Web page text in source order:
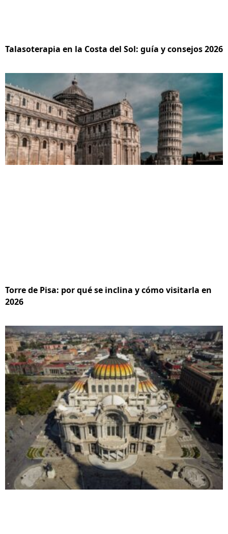
Talasoterapia en la Costa del Sol: guía y consejos 2026
Torre de Pisa: por qué se inclina y cómo visitarla en
2026